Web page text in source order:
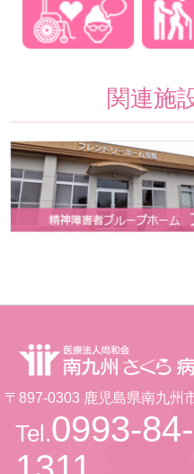
関連施
〒897-0303 鹿児島県南九州
Tel.0993-84-